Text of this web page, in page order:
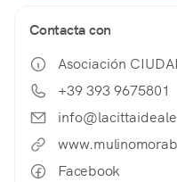
Contacta con
Asociación
+39 393 9675801
Facebook